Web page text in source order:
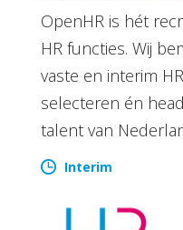
OpenHR is hét
HR functies. Wij
vaste en interim
selecteren én
talent van
Interim